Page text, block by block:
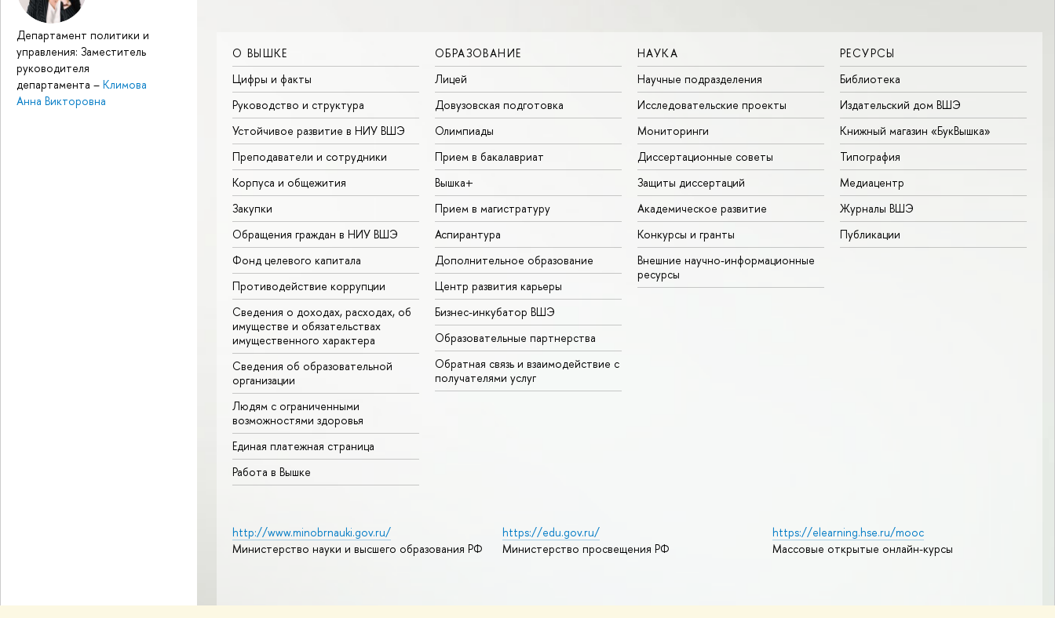
Департамент политики и
управления: Заместитель
руководителя
департамента – Климова
Анна Викторовна
О ВЫШКЕ
Цифры и факты
Руководство и структура
Устойчивое развитие в НИУ ВШЭ
Преподаватели и сотрудники
Корпуса и общежития
Закупки
Обращения граждан в НИУ ВШЭ
Фонд целевого капитала
Противодействие коррупции
Сведения о доходах, расходах, об
имуществе и обязательствах
имущественного характера
Сведения об образовательной
организации
Людям с ограниченными
возможностями здоровья
Единая платежная страница
Работа в Вышке
ОБРАЗОВАНИЕ
Лицей
Довузовская подготовка
Олимпиады
Прием в бакалавриат
Вышка+
Прием в магистратуру
Аспирантура
Дополнительное образование
Центр развития карьеры
Бизнес-инкубатор ВШЭ
Образовательные партнерства
Обратная связь и взаимодействие с
получателями услуг
НАУКА
Научные подразделения
Исследовательские проекты
Мониторинги
Диссертационные советы
Защиты диссертаций
Академическое развитие
Конкурсы и гранты
Внешние научно-информационные
ресурсы
РЕСУРСЫ
Библиотека
Издательский дом ВШЭ
Книжный магазин «БукВышка»
Типография
Медиацентр
Журналы ВШЭ
Публикации
http://www.minobrnauki.gov.ru/
Министерство науки и высшего образования РФ
https://edu.gov.ru/
Министерство просвещения РФ
https://elearning.hse.ru/mooc
Массовые открытые онлайн-курсы